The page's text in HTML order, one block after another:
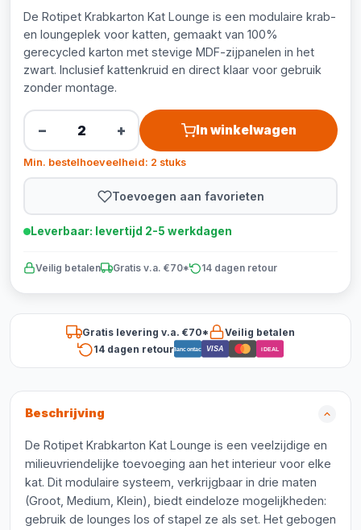
De Rotipet Krabkarton Kat Lounge is een modulaire krab-
en loungeplek voor katten, gemaakt van 100%
gerecycled karton met stevige MDF-zijpanelen in het
zwart. Inclusief kattenkruid en direct klaar voor gebruik
zonder montage.
− + In winkelwagen
Min. bestelhoeveelheid: 2 stuks
Toevoegen aan favorieten
Leverbaar: levertijd 2-5 werkdagen
Veilig betalen Gratis v.a. €70* 14 dagen retour
Gratis levering v.a. €70*
Veilig betalen
14 dagen retourBancontact VISA iDEAL
Beschrijving
De Rotipet Krabkarton Kat Lounge is een veelzijdige en
milieuvriendelijke toevoeging aan het interieur voor elke
kat. Dit modulaire systeem, verkrijgbaar in drie maten
(Groot, Medium, Klein), biedt eindeloze mogelijkheden:
gebruik de lounges los of stapel ze als set. Het gebogen